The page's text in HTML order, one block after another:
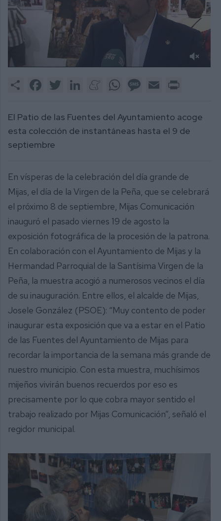
4
Share FacebookTwitter LinkedInMeneameWhatsAppMessage
Email
El Patio de las Fuentes del Ayuntamiento acoge
esta colección de instantáneas hasta el 9 de
septiembre
En vísperas de la celebración del día grande de
Mijas, el día de la Virgen de la Peña, que se celebrará
el próximo 8 de septiembre, Mijas Comunicación
inauguró el pasado viernes 19 de agosto la
exposición fotográfica de la procesión de la patrona.
En colaboración con el Ayuntamiento de Mijas y la
Hermandad Parroquial de la Santísima Virgen de la
Peña, la muestra acogió a numerosos vecinos el día
de su inauguración. Entre ellos, el alcalde de Mijas,
Josele González (PSOE): “Muy contento de poder
inaugurar esta exposición que va a estar en el Patio
de las Fuentes del Ayuntamiento de Mijas para
recordar la importancia de la semana más grande de
nuestro municipio. Con esta muestra, muchísimos
mijeños vivirán buenos recuerdos por eso es
precisamente por lo que cobra mayor sentido el
trabajo realizado por Mijas Comunicación”, señaló el
regidor municipal.